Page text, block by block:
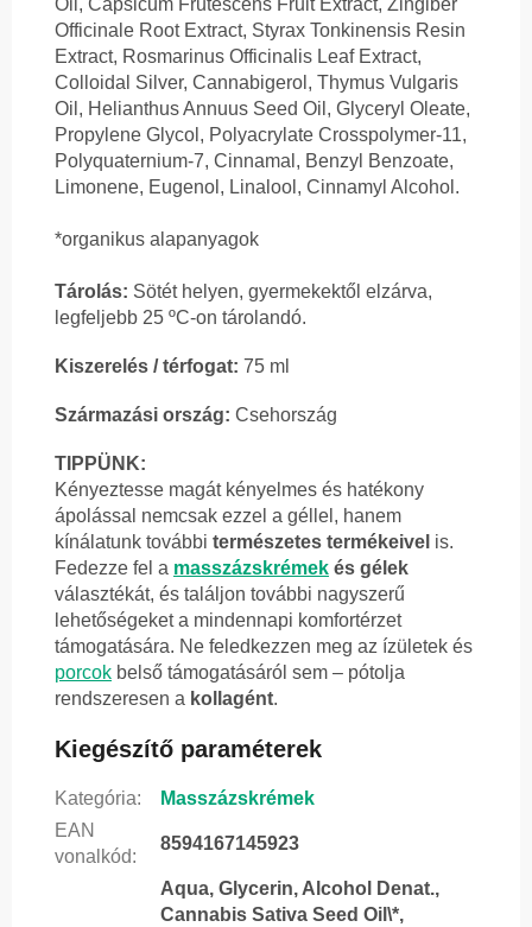
Oil, Capsicum Frutescens Fruit Extract, Zingiber
Officinale Root Extract, Styrax Tonkinensis Resin
Extract, Rosmarinus Officinalis Leaf Extract,
Colloidal Silver, Cannabigerol, Thymus Vulgaris
Oil, Helianthus Annuus Seed Oil, Glyceryl Oleate,
Propylene Glycol, Polyacrylate Crosspolymer-11,
Polyquaternium-7, Cinnamal, Benzyl Benzoate,
Limonene, Eugenol, Linalool, Cinnamyl Alcohol.
*organikus alapanyagok
Tárolás: Sötét helyen, gyermekektől elzárva,
legfeljebb 25 ºC-on tárolandó.
Kiszerelés / térfogat: 75 ml
Származási ország: Csehország
TIPPÜNK:
Kényeztesse magát kényelmes és hatékony
ápolással nemcsak ezzel a géllel, hanem
kínálatunk további természetes termékeivel is.
Fedezze fel a masszázskrémek és gélek
választékát, és találjon további nagyszerű
lehetőségeket a mindennapi komfortérzet
támogatására. Ne feledkezzen meg az ízületek és
porcok belső támogatásáról sem – pótolja
rendszeresen a kollagént.
Kiegészítő paraméterek
Kategória:
Masszázskrémek
EAN
vonalkód:
8594167145923
Aqua, Glycerin, Alcohol Denat.,
Cannabis Sativa Seed Oil\*,